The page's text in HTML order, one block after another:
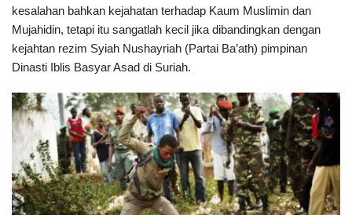
kesalahan bahkan kejahatan terhadap Kaum Muslimin dan
Mujahidin, tetapi itu sangatlah kecil jika dibandingkan dengan
kejahtan rezim Syiah Nushayriah (Partai Ba’ath) pimpinan
Dinasti Iblis Basyar Asad di Suriah.